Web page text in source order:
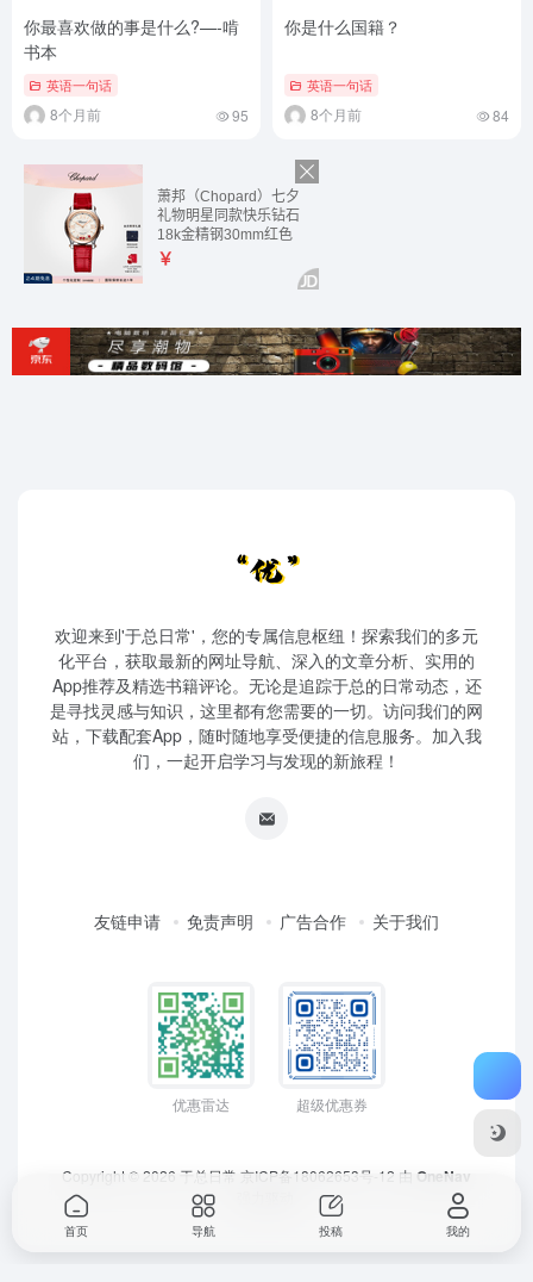
你最喜欢做的事是什么?—-啃
书本
英语一句话
8个月前 95
你是什么国籍？
英语一句话
8个月前 84
欢迎来到'于总日常'，您的专属信息枢纽！探索我们的多元
化平台，获取最新的网址导航、深入的文章分析、实用的
App推荐及精选书籍评论。无论是追踪于总的日常动态，还
是寻找灵感与知识，这里都有您需要的一切。访问我们的网
站，下载配套App，随时随地享受便捷的信息服务。加入我
们，一起开启学习与发现的新旅程！
友链申请 免责声明 广告合作 关于我们
优惠雷达 超级优惠券
Copyright © 2026 于总日常 京ICP备18062653号-12 由 OneNav
首页 导航 投稿 我的